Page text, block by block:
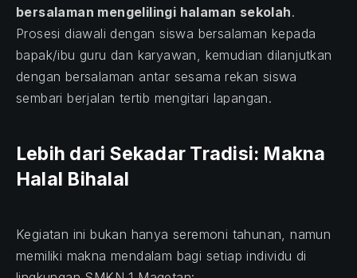
bersalaman mengelilingi halaman sekolah.
Prosesi diawali dengan siswa bersalaman kepada
bapak/ibu guru dan karyawan, kemudian dilanjutkan
dengan bersalaman antar sesama rekan siswa
sembari berjalan tertib mengitari lapangan.
Lebih dari Sekadar Tradisi: Makna
Halal Bihalal
Kegiatan ini bukan hanya seremoni tahunan, namun
memiliki makna mendalam bagi setiap individu di